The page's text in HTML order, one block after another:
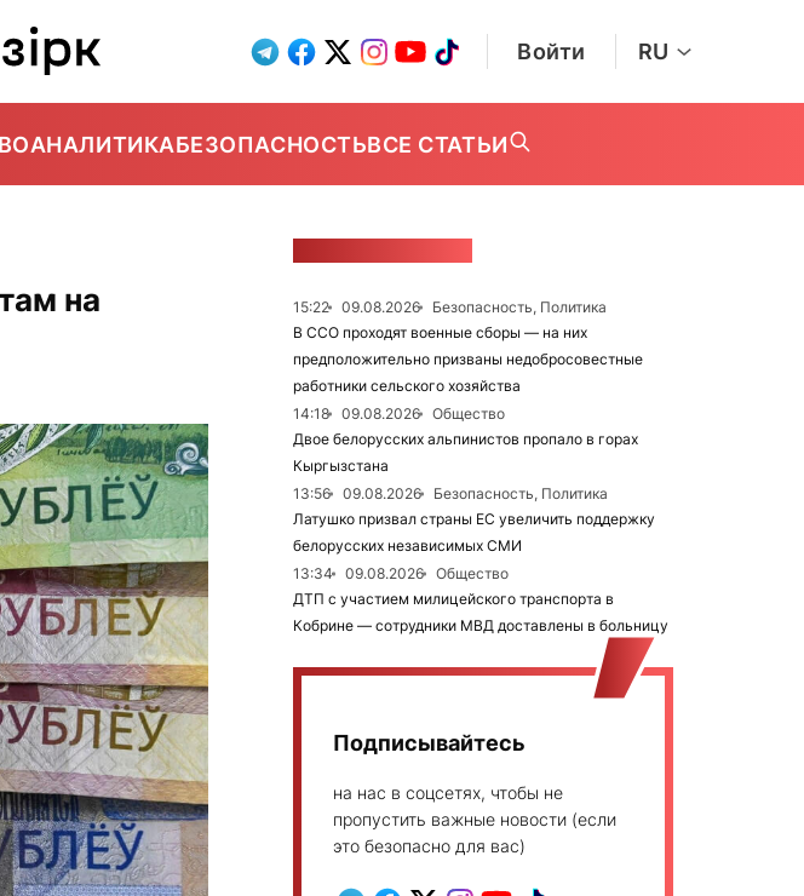
Войти RU
АНАЛИТИКАБЕЗОПАСНОСТЬВСЕ СТАТЬИ
на
15:22 09.08.2026
Безопасность, Политика
В ССО проходят военные сборы — на них
предположительно призваны недобросовестные
работники сельского хозяйства
14:18
09.08.2026
Общество
Двое белорусских альпинистов пропало в горах
Кыргызстана
13:56
09.08.2026
Безопасность, Политика
Латушко призвал страны ЕС увеличить поддержку
белорусских независимых СМИ
13:34
09.08.2026
Общество
ДТП с участием милицейского транспорта в
Кобрине — сотрудники МВД доставлены в больницу
Подписывайтесь
на нас в соцсетях, чтобы не
пропустить важные новости (если
это безопасно для вас)